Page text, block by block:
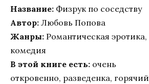
Название: Физрук по соседству
Автор: Любовь Попова
Жанры: Романтическая
комедия
В этой книге есть: очень
откровенно, разведенка,